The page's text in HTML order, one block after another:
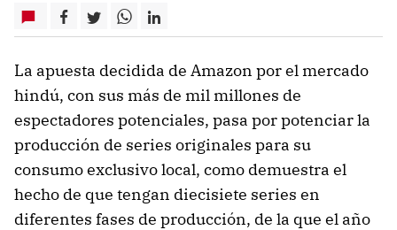
La apuesta decidida de Amazon por el mercado
hindú, con sus más de mil millones de
espectadores potenciales, pasa por potenciar la
producción de series originales para su
consumo exclusivo local, como demuestra el
hecho de que tengan diecisiete series en
diferentes fases de producción, de la que el año